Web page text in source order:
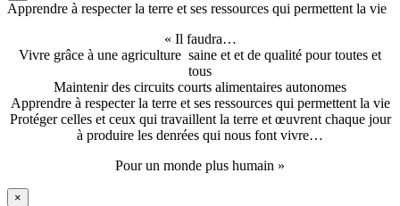
Apprendre à respecter la terre et ses ressources qui permettent la vie
« Il faudra…
Vivre grâce à une agriculture saine et et de qualité pour toutes et
tous
Maintenir des circuits courts alimentaires autonomes
Apprendre à respecter la terre et ses ressources qui permettent la vie
Protéger celles et ceux qui travaillent la terre et œuvrent chaque jour
à produire les denrées qui nous font vivre…
Pour un monde plus humain »
×